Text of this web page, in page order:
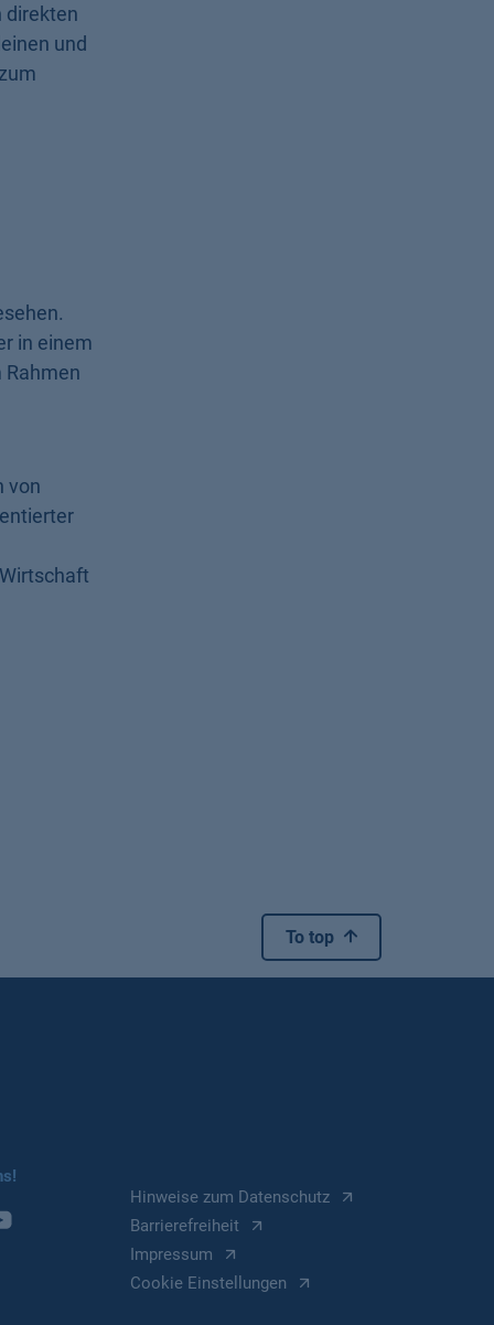
direkten
und
in einem
von
To top
Hinweise zum Datenschutz
Barrierefreiheit
Impressum
Cookie Einstellungen